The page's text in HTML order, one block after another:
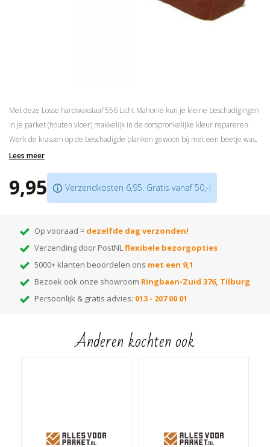
Met deze Losse hardwaxstaaf 556 Licht Mahonie kun je kleine beschadigingen
in je parket (houten vloer) makkelijk in de oorspronkelijke kleur repareren.
Werk de krassen op de beschadigde planken gewoon bij met een beetje was.
Beschikbaar in
Elke kleur is te benaderen door de wasstaven te combineren
Voor beschadigingen in je Parket (houten vloer)
Lees meer
9,95 Verzendkosten 6,95. Gratis vanaf 50,-!
Op vooraad = dezelfde dag verzonden!
Verzending door PostNLflexibele bezorgopties
5000+ klanten beoordelen ons met een 9,1
Bezoek ook onze showroom Ringbaan-Zuid 376, Tilburg
Persoonlijk & gratis advies: 013 - 207 00 01
Anderen kochten ook